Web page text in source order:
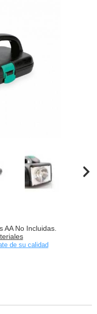
AA No Incluidas.
de su calidad